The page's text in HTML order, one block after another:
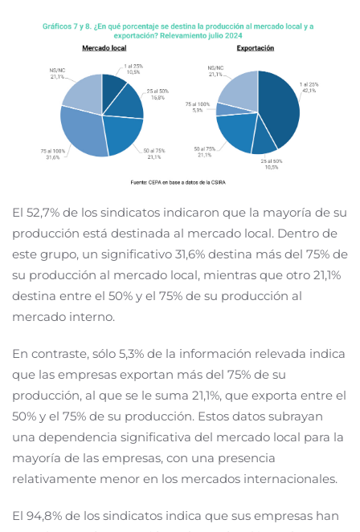
El 52,7% de los sindicatos indicaron que la mayoría de su
producción está destinada al mercado local. Dentro de
este grupo, un significativo 31,6% destina más del 75% de
su producción al mercado local, mientras que otro 21,1%
destina entre el 50% y el 75% de su producción al
mercado interno.
En contraste, sólo 5,3% de la información relevada indica
que las empresas exportan más del 75% de su
producción, al que se le suma 21,1%, que exporta entre el
50% y el 75% de su producción. Estos datos subrayan
una dependencia significativa del mercado local para la
mayoría de las empresas, con una presencia
relativamente menor en los mercados internacionales.
El 94,8% de los sindicatos indica que sus empresas han